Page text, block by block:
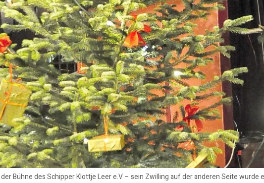
Bühne des Schipper Klottje Leer e.V – sein Zwilling auf der anderen Seite wurde